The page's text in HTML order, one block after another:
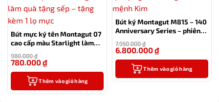
Bút mực ký tên Montagut 07
cao cấp màu Starlight làm
mực
980.000₫
780.000₫
Thêm vào giỏ hàng
Bút ký Montagut M815 – 140
Anniversary Series – phiên
năm của hãng
7.950.000₫
6.800.000₫
Thêm vào giỏ hàng